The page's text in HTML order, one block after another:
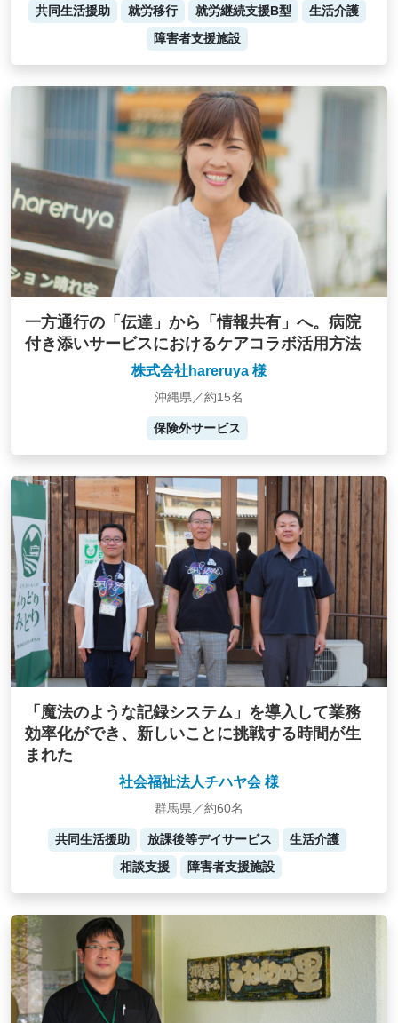
共同生活援助 就労移行 就労継続支援B型
生活介護
障害者支援施設
一方通行の「伝達」から「情報共有」へ。病院
付き添いサービスにおけるケアコラボ活用方法
株式会社hareruya 様
沖縄県／約15名
保険外サービス
「魔法のような記録システム」を導入して業務
効率化ができ、新しいことに挑戦する時間が生
まれた
社会福祉法人チハヤ会 様
群馬県／約60名
共同生活援助 放課後等デイサービス
生活介護
相談支援
障害者支援施設